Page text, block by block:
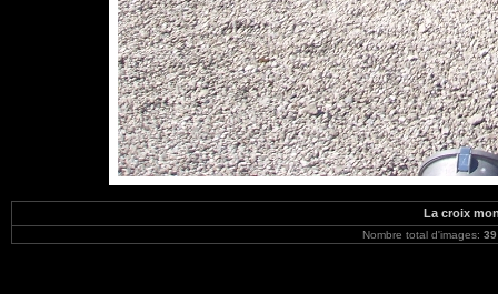
La croix
Nombre total d'images: 39